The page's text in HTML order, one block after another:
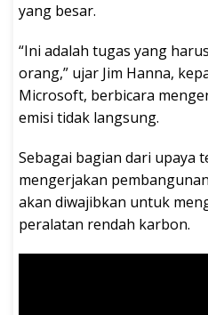
yang besar.
“Ini adalah tugas yang
orang,” ujar Jim Hanna,
Microsoft, berbicara
emisi tidak langsung.
Sebagai bagian dari
mengerjakan
akan diwajibkan untuk
peralatan rendah karbon.